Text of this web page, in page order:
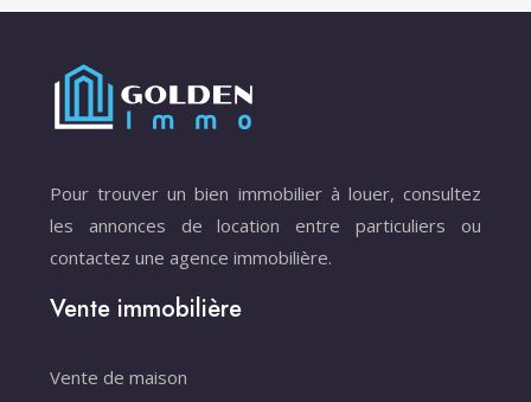
Pour trouver un bien immobilier à louer, consultez
les annonces de location entre particuliers ou
contactez une agence immobilière.
Vente immobilière
Vente de maison